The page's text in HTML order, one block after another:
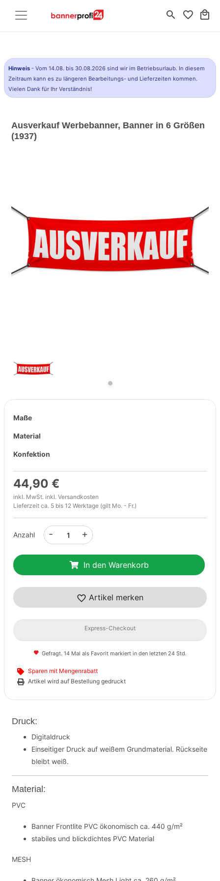
search favorite_border local_mall
Hinweis - Vom 14.08. bis 30.08.2026 sind wir im Betriebsurlaub. In diesem
Zeitraum kann es zu längeren Bearbeitungs- und Lieferzeiten kommen.
Vielen Dank für Ihr Verständnis!
Ausverkauf Werbebanner, Banner in 6 Größen
(1937)
Previous Next
Maße
Material
Konfektion
44,90 €
inkl. MwSt. inkl. Versandkosten
Lieferzeit ca. 5 bis 12 Werktage (gilt Mo. - Fr.)
Anzahl +
-
In den Warenkorb
Artikel merken
Express-Checkout
Gefragt. 14 Mal als Favorit markiert in den letzten 24 Std.
Sparen mit Mengenrabatt
Artikel wird auf Bestellung gedruckt
Druck:
Digitaldruck
Einseitiger Druck auf weißem Grundmaterial. Rückseite
bleibt weiß.
Material:
PVC
Banner Frontlite PVC ökonomisch ca. 440 g/m²
stabiles und blickdichtes PVC Material
MESH